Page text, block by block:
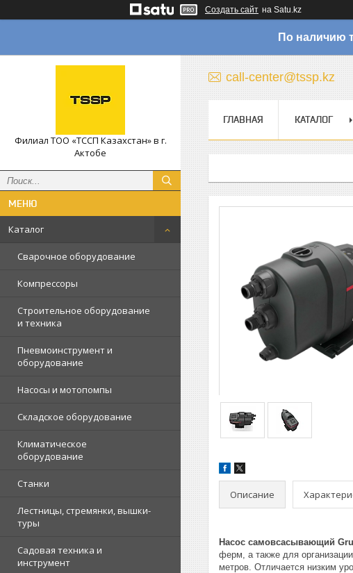
Создать сайт на Satu.kz
По наличию
Филиал ТОО «ТССП Казахстан» в г.
Актобе
Каталог
Сварочное оборудование
Компрессоры
Строительное оборудование
и техника
Пневмоинструмент и
оборудование
Насосы и мотопомпы
Складское оборудование
Климатическое
оборудование
Станки
Лестницы, стремянки, вышки-
туры
Садовая техника и
инструмент
call-center@tssp.kz
ГЛАВНАЯ КАТАЛОГ
Описание
Насос самовсасывающий
ферм, а также для
метров. Отличается низким